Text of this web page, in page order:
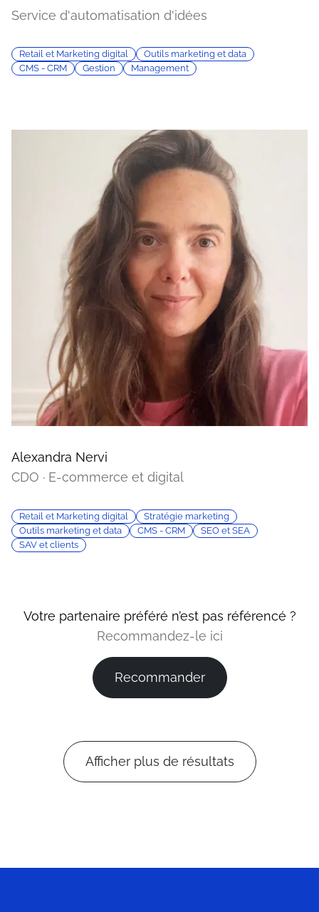
Service d'automatisation d'idées
Retail et Marketing digital
Outils marketing et data
CMS - CRM
Gestion Management
Alexandra Nervi
CDO · E-commerce et digital
Retail et Marketing digital
Stratégie marketing
Outils marketing et data
CMS - CRM
SEO et SEA
SAV et clients
Votre partenaire préféré n’est pas référencé ?
Recommandez-le ici
Recommander
Afficher plus de résultats